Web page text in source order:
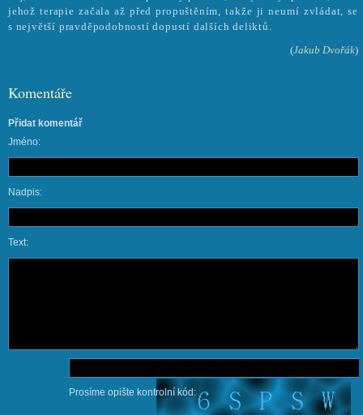
jehož terapie začala až před propuštěním, takže ji neumí zvládat, se
s největší pravděpodobností dopustí dalších deliktů.
(Jakub Dvořák)
Komentáře
Přidat komentář
Jméno:
Nadpis:
Text:
Prosíme opište kontrolní kód: